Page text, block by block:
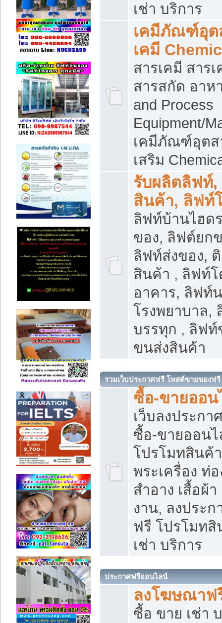
เช่า บริการ
เคมีภัณฑ์อุต
เคมี
สารเคมี สาร
สารสกัด อาห
and Process
Equipment/
เคมีภัณฑ์อุตส
เสริม
รับผลิตลิฟท์
สินค้า, ลิฟท์
ลิฟท์บ้านไฮด
ของ, ลิฟต์ยก
ลิฟท์ส่งของ,
สินค้า , ลิฟท์
อาคาร, ลิฟท์
โรงพยาบาล,
บรรทุก , ลิฟ
ขนส่งสินค้า
รวมเว็บประกาศฟรี โพสต์ขายของฟรี
ซื้อ-ขายออน
เว็บลงประก
ซื้อ-ขายออน
โปรโมทสินค้
พระเครื่อง ท่อ
สำอาง เสื้อผ้
งาน, ลงประ
ฟรี โปรโมท
เช่า บริการ
ประกาศฟรีออนไลน์
ลงโฆษณาฟ
ซื้อ ขาย เช่า